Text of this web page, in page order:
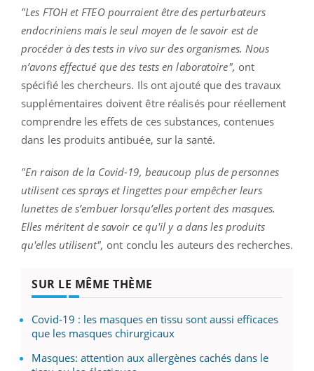
"Les FTOH et FTEO pourraient être des perturbateurs
endocriniens mais le seul moyen de le savoir est de
procéder à des tests in vivo sur des organismes. Nous
n’avons effectué que des tests en laboratoire", ont
spécifié les chercheurs. Ils ont ajouté que des travaux
supplémentaires doivent être réalisés pour réellement
comprendre les effets de ces substances, contenues
dans les produits antibuée, sur la santé.
"En raison de la Covid-19, beaucoup plus de personnes
utilisent ces sprays et lingettes pour empêcher leurs
lunettes de s’embuer lorsqu’elles portent des masques.
Elles méritent de savoir ce qu'il y a dans les produits
qu'elles utilisent", ont conclu les auteurs des recherches.
SUR LE MÊME THÈME
Covid-19 : les masques en tissu sont aussi efficaces
que les masques chirurgicaux
Masques: attention aux allergènes cachés dans le